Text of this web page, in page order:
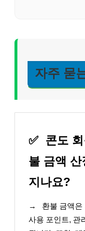
자주 묻
✅ 콘도
불 금액 산
지나요?
→
환불 금액은
사용 포인트, 관